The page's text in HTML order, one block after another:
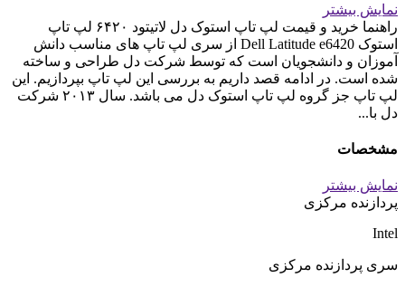
نمایش بیشتر
راهنما خرید و قیمت لپ تاپ استوک دل لاتیتود ۶۴٢٠ لپ تاپ
استوک Dell Latitude e6420 از سری لپ تاپ های مناسب دانش
آموزان و دانشجویان است که توسط شرکت دل طراحی و ساخته
شده است. در ادامه قصد داریم به بررسی این لپ تاپ بپردازیم. این
لپ تاپ جز گروه لپ تاپ استوک دل می باشد. سال ٢٠١٣ شرکت
دل با...
مشخصات
نمایش بیشتر
پردازنده مرکزی
Intel
سری پردازنده مرکزی